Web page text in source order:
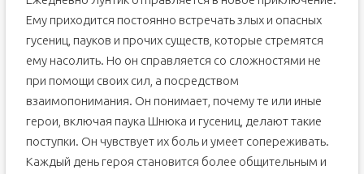
Ему приходится постоянно встречать злых и опасных
гусениц, пауков и прочих существ, которые стремятся
ему насолить. Но он справляется со сложностями не
при помощи своих сил, а посредством
взаимопонимания. Он понимает, почему те или иные
герои, включая паука Шнюка и гусениц, делают такие
поступки. Он чувствует их боль и умеет сопереживать.
Каждый день героя становится более общительным и